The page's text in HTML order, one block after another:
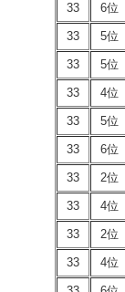
33 6位
33 5位
33 5位
33 4位
33 5位
33 6位
33 2位
33 4位
33 2位
33 4位